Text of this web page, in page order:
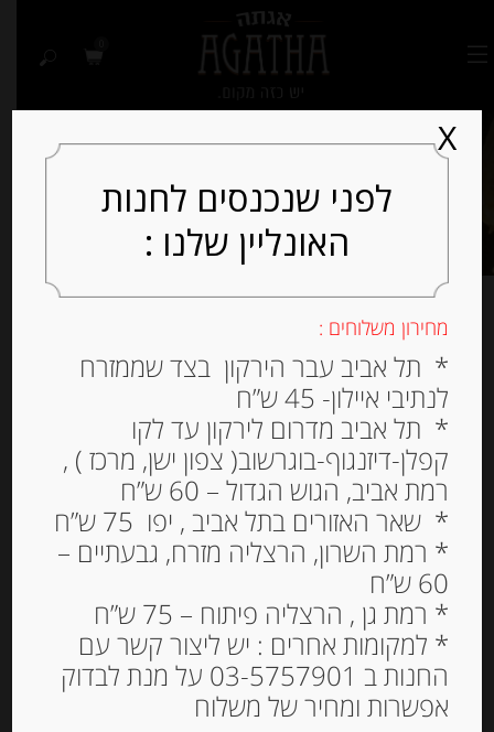
מציג תוצאה אחת
למיין לפי פופולריות
לפני שנכנסים לחנות
האונליין שלנו :
מחירון משלוחים :
* תל אביב עבר הירקון בצד שממזרח
לנתיבי איילון- 45 ש”ח
* תל אביב מדרום לירקון עד לקו
קפלן-דיזנגוף-בוגרשוב( צפון ישן, מרכז ) ,
רמת אביב, הגוש הגדול – 60 ש”ח
* שאר האזורים בתל אביב , יפו 75 ש”ח
* רמת השרון, הרצליה מזרח, גבעתיים –
60 ש”ח
* רמת גן , הרצליה פיתוח – 75 ש”ח
* למקומות אחרים : יש ליצור קשר עם
החנות ב 03-5757901 על מנת לבדוק
אפשרות ומחיר של משלוח
X